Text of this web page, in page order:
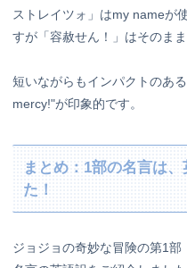
ストレイツォ」はmy nameが
すが「容赦せん！」はそのま
短いながらもインパクトのあ
mercy!"が印象的です。
まとめ：1部の名言は
た！
ジョジョの奇妙な冒険の第1部